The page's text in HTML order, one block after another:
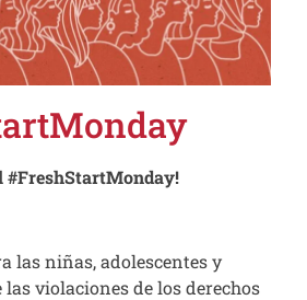
#FreshStartMonday!
las niñas, adolescentes y
las violaciones de los derechos